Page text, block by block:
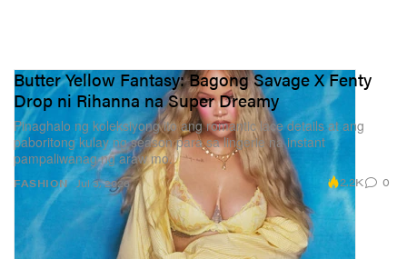
FASHION
Butter Yellow Fantasy: Bagong Savage X Fenty
Drop ni Rihanna na Super Dreamy
Pinaghalo ng koleksiyong ito ang romantic lace details at ang
paboritong kulay ng season para sa lingerie na instant
pampaliwanag ng araw mo.
Jul 3, 2026 2.2K 0